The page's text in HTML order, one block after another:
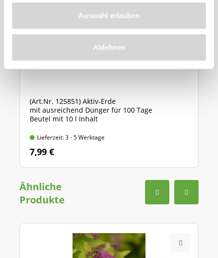
Auswahl erlauben
Ablehnen
(Art.Nr. 125851) Aktiv-Erde
mit ausreichend Dünger für 100 Tage
Beutel mit 10 l Inhalt
Lieferzeit: 3 - 5 Werktage
7,99 €
Ähnliche
Produkte